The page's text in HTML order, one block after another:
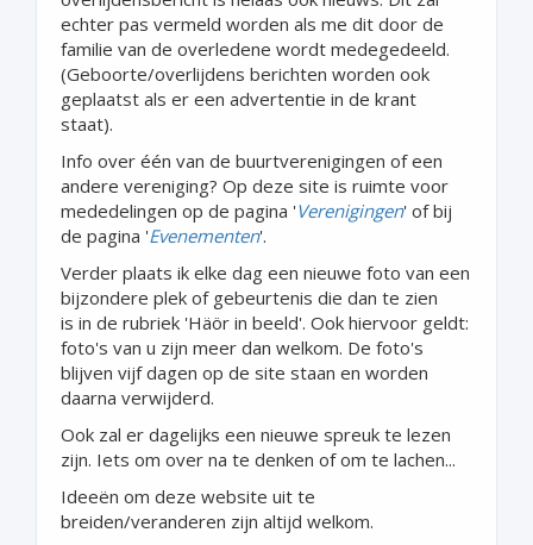
echter pas vermeld worden als me dit door de
familie van de overledene wordt medegedeeld.
(Geboorte/overlijdens berichten worden ook
geplaatst als er een advertentie in de krant
staat).
Info over één van de buurtverenigingen of een
andere vereniging? Op deze site is ruimte voor
mededelingen op de pagina 'Verenigingen' of bij
de pagina 'Evenementen'.
Verder plaats ik elke dag een nieuwe foto van een
bijzondere plek of gebeurtenis die dan te zien
is in de rubriek 'Häör in beeld'. Ook hiervoor geldt:
foto's van u zijn meer dan welkom. De foto's
blijven vijf dagen op de site staan en worden
daarna verwijderd.
Ook zal er dagelijks een nieuwe spreuk te lezen
zijn. Iets om over na te denken of om te lachen...
Ideeën om deze website uit te
breiden/veranderen zijn altijd welkom.